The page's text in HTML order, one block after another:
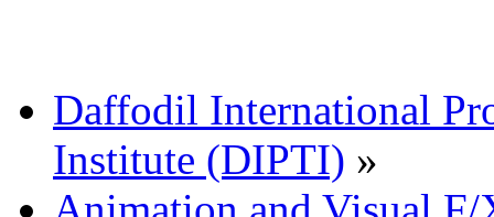
Daffodil International
Institute (DIPTI) »